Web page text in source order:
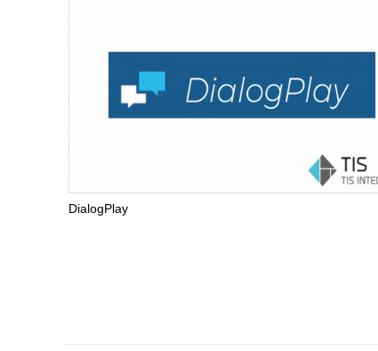
DialogPlay